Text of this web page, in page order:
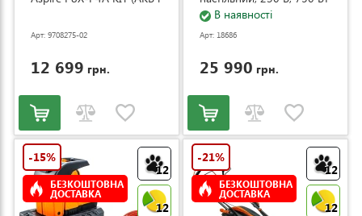
Арт: 9708275-02
12 699 грн.
(ZJ4120/1)
В наявності
Арт: 18686
25 990 грн.
12
12
-15%
БЕЗКОШТОВНА
ДОСТАВКА
12
12
-21%
БЕЗКОШТОВНА
ДОСТАВКА